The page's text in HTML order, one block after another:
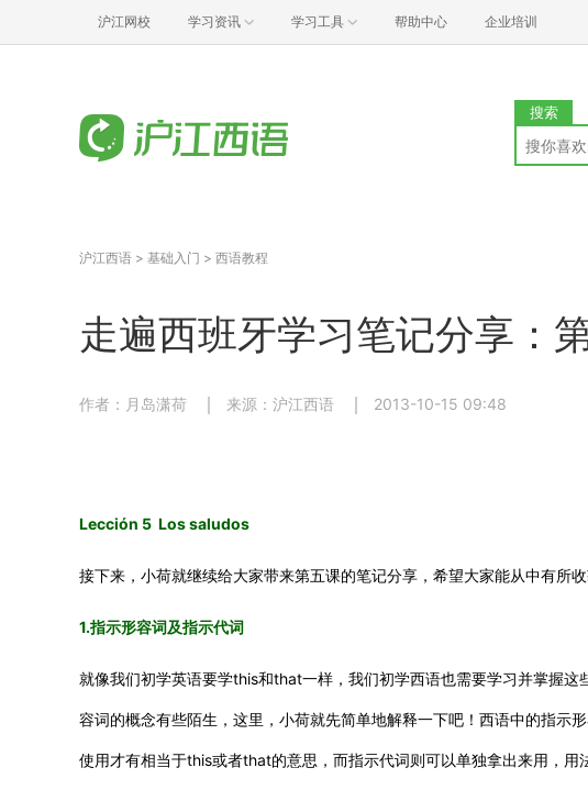
沪江网校 学习资讯 学习工具 帮助中心 企业培训
搜索
沪江西语 > 基础入门 > 西语教程
走遍西班牙学习笔记分享：
作者：月岛潇荷 来源：沪江西语 2013-10-15 09:48
Lección 5 Los saludos
接下来，小荷就继续给大家带来第五课的笔记分享，希望大家能从中有所收
1.指示形容词及指示代词
就像我们初学英语要学this和that一样，我们初学西语也需要学习并掌握
容词的概念有些陌生，这里，小荷就先简单地解释一下吧！西语中的指示
使用才有相当于this或者that的意思，而指示代词则可以单独拿出来用，用